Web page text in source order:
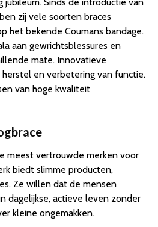
zij vele soorten braces
het bekende Coumans bandage.
aan gewrichtsblessures en
mate. Innovatieve
en verbetering van functie.
van hoge kwaliteit
meest vertrouwde merken voor
biedt slimme producten,
Ze willen dat de mensen
dagelijkse, actieve leven zonder
kleine ongemakken.